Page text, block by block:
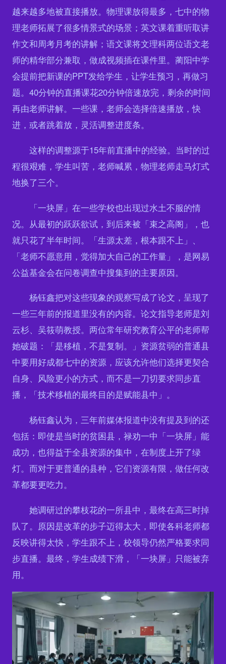
越来越多地被直接播放。物理课放得最多，七中的物
理老师拓展了很多情景式的场景；英文课着重听取讲
作文和周考月考的讲解；语文课将文理科两位语文老
师的精华部分兼取，做成视频插在课件里。蔺阳中学
会提前把新课的PPT发给学生，让学生预习，再做习
题。40分钟的直播课花20分钟倍速放完，剩余的时间
再由老师讲解。一些课，老师会选择倍速播放，快
进，或者跳着放，灵活调整进度条。
这样的调整源于15年前直播中的经验。当时的过
程很艰难，学生叫苦，老师喊累，物理老师走马灯式
地换了三个。
「一块屏」在一些学校也出现过水土不服的情
况。从最初的跃跃欲试，到后来被「束之高阁」，也
就只花了半年时间。「生源太差，根本跟不上」、
「老师不愿意用，觉得加大自己的工作量」，是网易
公益基金会在问卷调查中搜集到的主要原因。
杨钰鑫把对这些现象的观察写成了论文，呈现了
一些三年前的报道里没有的内容。论文指导老师是刘
云杉、吴筱萌教授。两位常年研究教育公平的老师帮
她破题：「是移植，不是复制。」资源贫弱的普通县
中要用好成都七中的资源，应该允许他们选择更契合
自身、风险更小的方式，而不是一刀切要求同步直
播，「技术移植的最终目的是赋能县中」。
杨钰鑫认为，三年前媒体报道中没有提及到的还
包括：即使是当时的贫困县，禄劝一中「一块屏」能
成功，也得益于全县资源的集中，在制度上开了绿
灯。而对于更普通的县种，它们资源有限，做任何改
革都要更吃力。
她调研过的攀枝花的一所县中，最终在高三时掉
队了。原因是改革的步子迈得太大，即使各科老师都
反映讲得太快，学生跟不上，校领导仍然严格要求同
步直播。最终，学生成绩下滑，「一块屏」只能被弃
用。